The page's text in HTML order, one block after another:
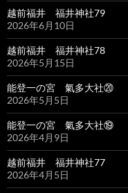
越前福井 福井神社79
2026年6月10日
越前福井 福井神社78
2026年5月15日
能登一の宮 氣多大社⑳
2026年5月5日
能登一の宮 氣多大社⑲
2026年4月9日
越前福井 福井神社77
2026年4月5日